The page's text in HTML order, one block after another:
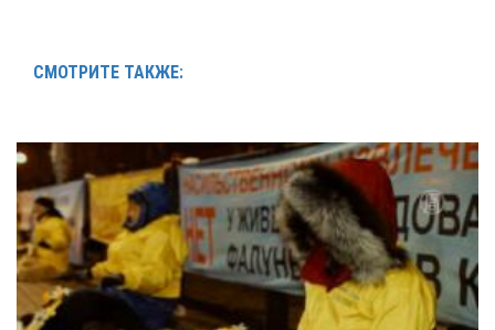
СМОТРИТЕ ТАКЖЕ: